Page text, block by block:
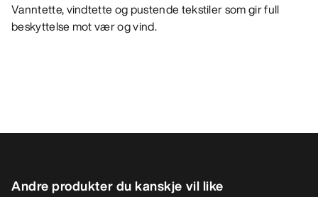
Vanntette, vindtette og pustende tekstiler som gir full
beskyttelse mot vær og vind.
Andre produkter du kanskje vil like